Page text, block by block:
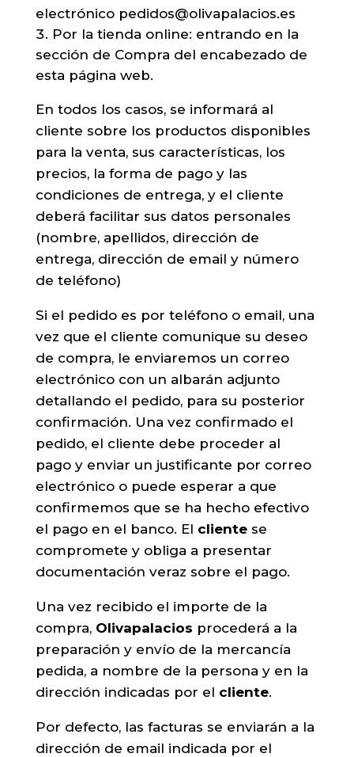
electrónico pedidos@olivapalacios.es
Por la tienda online: entrando en la
sección de Compra del encabezado de
esta página web.
En todos los casos, se informará al
cliente sobre los productos disponibles
para la venta, sus características, los
precios, la forma de pago y las
condiciones de entrega, y el cliente
deberá facilitar sus datos personales
(nombre, apellidos, dirección de
entrega, dirección de email y número
de teléfono)
Si el pedido es por teléfono o email, una
vez que el cliente comunique su deseo
de compra, le enviaremos un correo
electrónico con un albarán adjunto
detallando el pedido, para su posterior
confirmación. Una vez confirmado el
pedido, el cliente debe proceder al
pago y enviar un justificante por correo
electrónico o puede esperar a que
confirmemos que se ha hecho efectivo
el pago en el banco. El clientese
compromete y obliga a presentar
documentación veraz sobre el pago.
Una vez recibido el importe de la
compra, Olivapalacios procederá a la
preparación y envío de la mercancía
pedida, a nombre de la persona y en la
dirección indicadas por el cliente.
Por defecto, las facturas se enviarán a la
dirección de email indicada por el